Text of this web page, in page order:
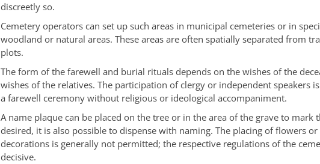
discreetly so.
Cemetery operators can set up such areas in municipal cemeteries or in
woodland or natural areas. These areas are often spatially separated from
plots.
The form of the farewell and burial rituals depends on the wishes of the
wishes of the relatives. The participation of clergy or independent speakers
a farewell ceremony without religious or ideological accompaniment.
A name plaque can be placed on the tree or in the area of the grave to mark
desired, it is also possible to dispense with naming. The placing of flowers
decorations is generally not permitted; the respective regulations of the
decisive.